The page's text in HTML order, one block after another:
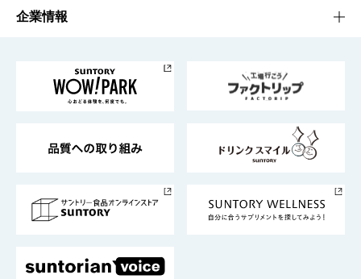
栄養成分一覧
工場見学
地域情報
サントリーホール
サントリーサンバーズ大阪
サステナビリティTOP
サントリーが考えるサステナビリティ経営
企業情報
企業概要
採用情報